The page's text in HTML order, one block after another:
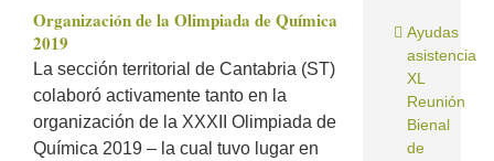
Organización de la Olimpiada de Química
2019
La sección territorial de Cantabria (ST)
colaboró activamente tanto en la
organización de la XXXII Olimpiada de
Química 2019 – la cual tuvo lugar en
Ayudas
asistencia
XL
Reunión
Bienal
de